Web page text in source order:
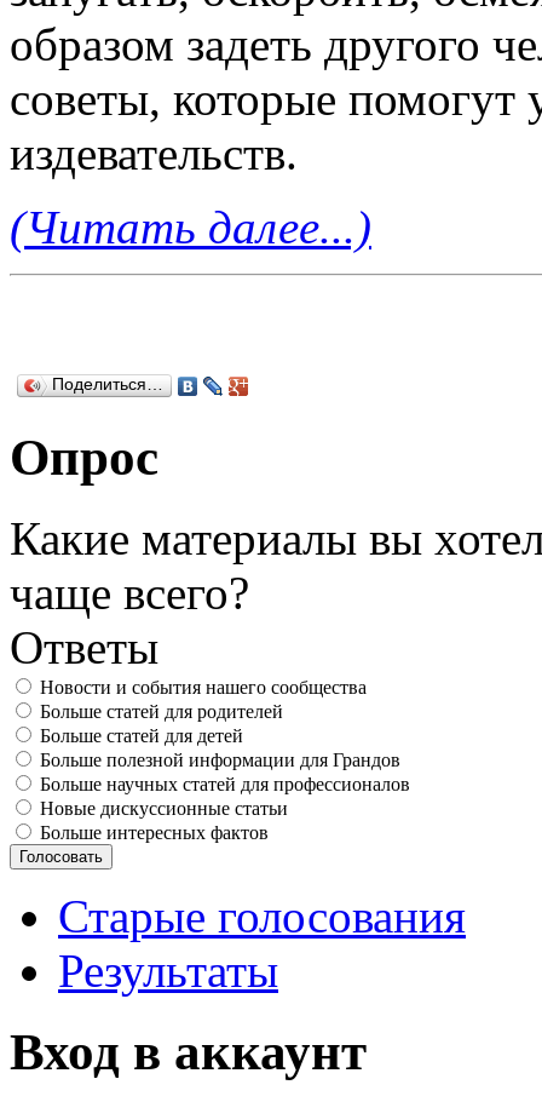
образом задеть другого
советы, которые помогут
издевательств.
(Читать далее...)
Поделиться…
Опрос
Какие материалы вы
чаще всего?
Ответы
Новости и события нашего сообщества
Больше статей для родителей
Больше статей для детей
Больше полезной информации для Грандов
Больше научных статей для профессионалов
Новые дискуссионные статьи
Больше интересных фактов
Старые голосования
Результаты
Вход в аккаунт